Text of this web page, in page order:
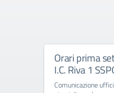
Orari prima
I.C. Riva 1
Comunicazione